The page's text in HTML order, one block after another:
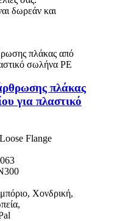
δωρεάν και
πλάκας
για πλαστικό
Flange
Χονδρική,